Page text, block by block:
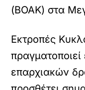
(ΒΟΑΚ) στα
Εκτροπές
επαρχιακών